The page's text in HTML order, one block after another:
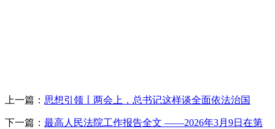
上一篇： 思想引领丨两会上，总书记这样谈全面依法治国
下一篇： 最高人民法院工作报告全文 ——2026年3月9日在第